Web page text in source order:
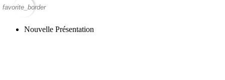
favorite_border
Nouvelle Présentation